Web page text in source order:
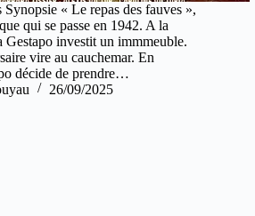
Synopsie « Le repas des fauves »,
qui se passe en 1942. A la
Gestapo investit un immmeuble.
vire au cauchemar. En
décide de prendre…
26/09/2025